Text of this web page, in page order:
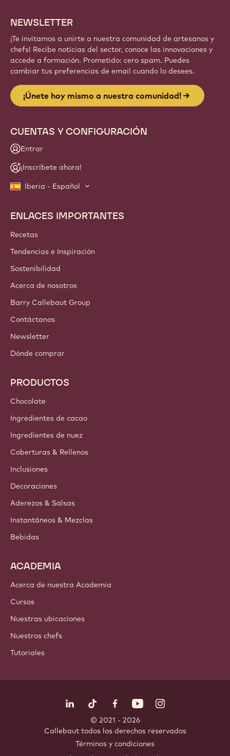
NEWSLETTER
¡Te invitamos a unirte a nuestra comunidad de artesanos y
chefs! Recibe noticias del sector, conoce las innovaciones y
accede a formación. Prometido: cero spam. Puedes
cambiar tus preferencias de email cuando lo desees.
¡Únete hoy mismo a nuestra comunidad!
CUENTAS Y CONFIGURACIÓN
Entrar
¡Inscríbete ahora!
Iberia - Español
Footer
Callebaut
ENLACES IMPORTANTES
Recetas
Tendencias e Inspiración
Sostenibilidad
Acerca de nosotros
Barry Callebaut Group
Contáctanos
Newsletter
Dónde comprar
PRODUCTOS
Chocolate
Ingredientes de cacao
Ingredientes de nuez
Coberturas & Rellenos
Inclusiones
Decoraciones
Aderezos & Salsas
Instantáneos & Mezclas
Bebidas
ACADEMIA
Acerca de nuestra Academia
Cursos
Nuestras ubicaciones
Nuestros chefs
Tutoriales
LinkedIn Opens in a new window.
TikTok Opens in a new window.
Facebook Opens in a new
YouTubeInstagram
© 2021 - 2026
Callebaut. todos los derechos reservados
Términos y condiciones